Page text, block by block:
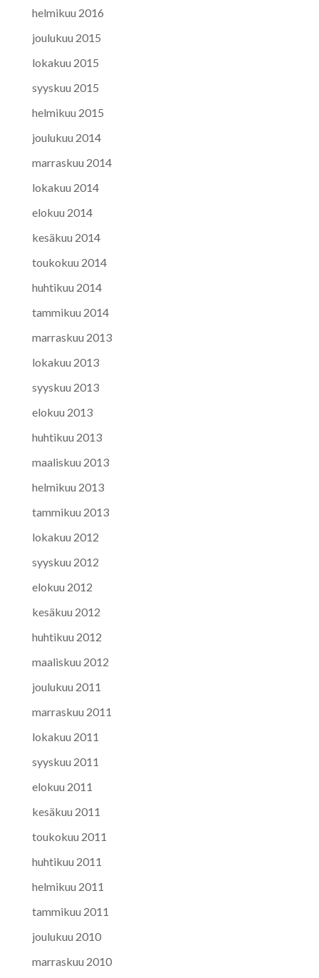
helmikuu 2016
joulukuu 2015
lokakuu 2015
syyskuu 2015
helmikuu 2015
joulukuu 2014
marraskuu 2014
lokakuu 2014
elokuu 2014
kesäkuu 2014
toukokuu 2014
huhtikuu 2014
tammikuu 2014
marraskuu 2013
lokakuu 2013
syyskuu 2013
elokuu 2013
huhtikuu 2013
maaliskuu 2013
helmikuu 2013
tammikuu 2013
lokakuu 2012
syyskuu 2012
elokuu 2012
kesäkuu 2012
huhtikuu 2012
maaliskuu 2012
joulukuu 2011
marraskuu 2011
lokakuu 2011
syyskuu 2011
elokuu 2011
kesäkuu 2011
toukokuu 2011
huhtikuu 2011
helmikuu 2011
tammikuu 2011
joulukuu 2010
marraskuu 2010